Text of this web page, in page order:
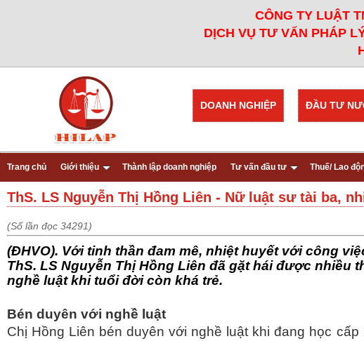
CÔNG TY LUẬT
DỊCH VỤ TƯ VẤN PHÁP
ĐẦU TƯ
DOANH NGHIỆP
Trang chủ Giới thiệu Thành lập doanh nghiệp Tư vấn đầu tư Thuế/ Lao
ThS. LS Nguyễn Thị Hồng Liên - Nữ luật sư tài ba,
(Số lần đọc 34291)
(ĐHVO). Với tinh thần đam mê, nhiệt huyết với công
ThS. LS Nguyễn Thị Hồng Liên đã gặt hái được nhiều
nghề luật khi tuổi đời còn khá trẻ.
Bén duyên với nghề luật
Chị Hồng Liên bén duyên với nghề luật khi đang học